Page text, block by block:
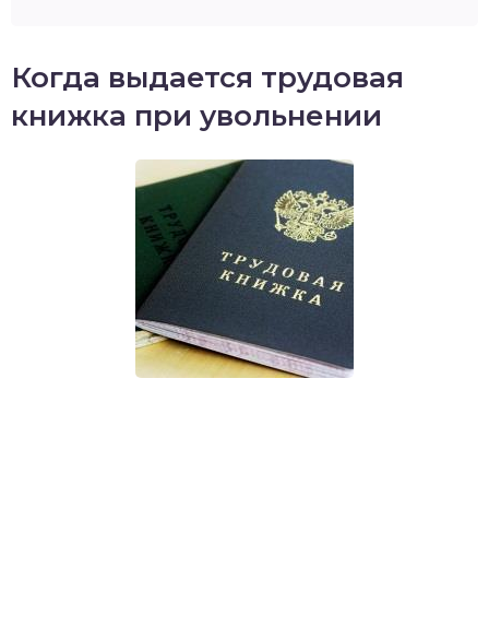
Когда выдается трудовая
книжка при увольнении